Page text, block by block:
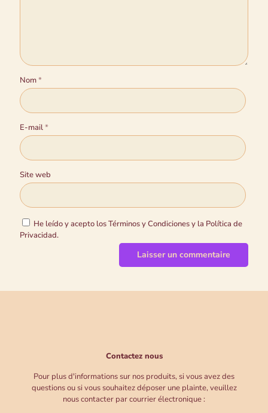
Nom*
E-mail*
Site web
He leído y acepto los Términos y Condiciones y la Política de
Privacidad.
Contactez nous
Pour plus d'informations sur nos produits, si vous avez des
questions ou si vous souhaitez déposer une plainte, veuillez
nous contacter par courrier électronique :